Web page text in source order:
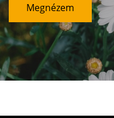
Megnézem